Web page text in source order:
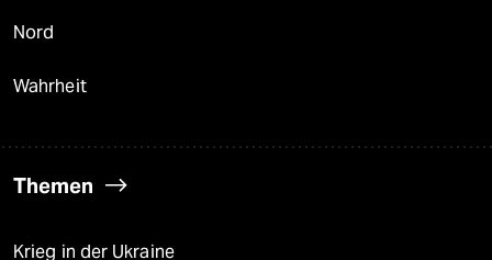
Nord
Wahrheit
Themen
Krieg in der Ukraine